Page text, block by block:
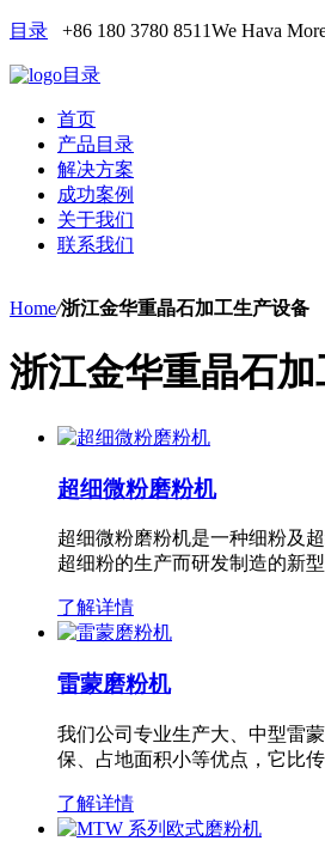
目录 +86 180 3780 8511We Hava
目录
首页
产品目录
解决方案
成功案例
关于我们
联系我们
Home/浙江金华重晶石加工生产设备
浙江金华重晶石
超细微粉磨粉机
超细微粉磨粉机是一种细粉及
超细粉的生产而研发制造的新
了解详情
雷蒙磨粉机
我们公司专业生产大、中型雷
保、占地面积小等优点，它比
了解详情